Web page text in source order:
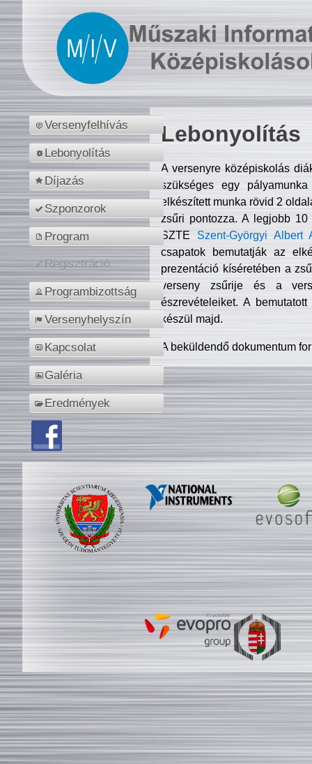
Versenyfelhívás
Lebonyolítás
Díjazás
Szponzorok
Program
Regisztráció
Programbizottság
Versenyhelyszín
Kapcsolat
Galéria
Eredmények
Lebonyolítás
A versenyre középiskolás
szükséges egy
elkészített munka rövid 2
zsűri pontozza. A legjobb
SZTE Szent-Györgyi Albert
csapatok bemutatják az
prezentáció kíséretében a
verseny zsűrije és a
észrevételeiket. A
készül majd.
A beküldendő dokumentum